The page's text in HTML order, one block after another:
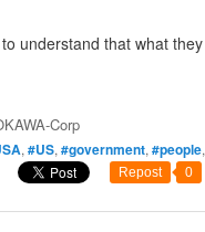
understand that what
Corp
, #US, #government, #people,
Repost 0